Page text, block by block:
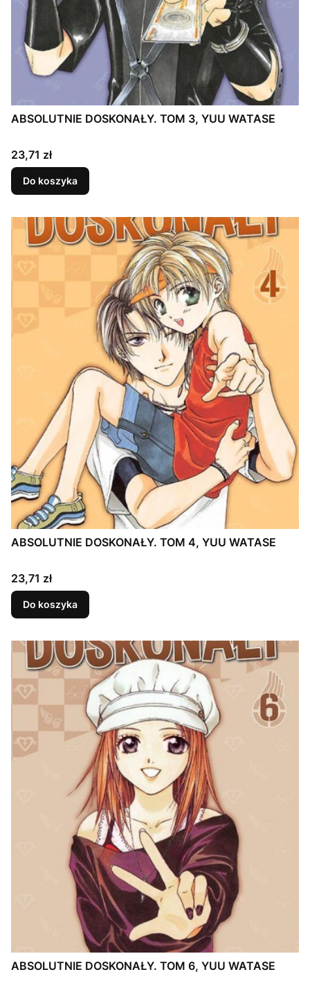
ABSOLUTNIE DOSKONAŁY. TOM 3, YUU WATASE
Cena
23,71 zł
Do koszyka
ABSOLUTNIE DOSKONAŁY. TOM 4, YUU WATASE
Cena
23,71 zł
Do koszyka
ABSOLUTNIE DOSKONAŁY. TOM 6, YUU WATASE